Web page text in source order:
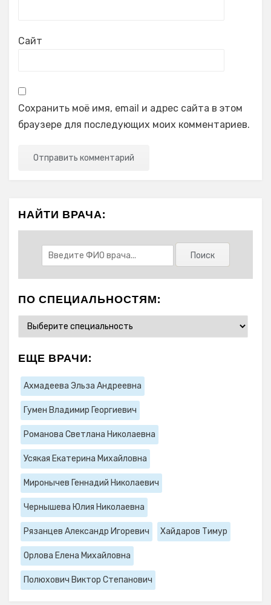
Сайт
Сохранить моё имя, email и адрес сайта в этом
браузере для последующих моих комментариев.
НАЙТИ ВРАЧА:
ПО СПЕЦИАЛЬНОСТЯМ:
ЕЩЕ ВРАЧИ:
Ахмадеева Эльза Андреевна
Гумен Владимир Георгиевич
Романова Светлана Николаевна
Усякая Екатерина Михайловна
Миронычев Геннадий Николаевич
Чернышева Юлия Николаевна
Рязанцев Александр Игоревич Хайдаров Тимур
Орлова Елена Михайловна
Полюхович Виктор Степанович